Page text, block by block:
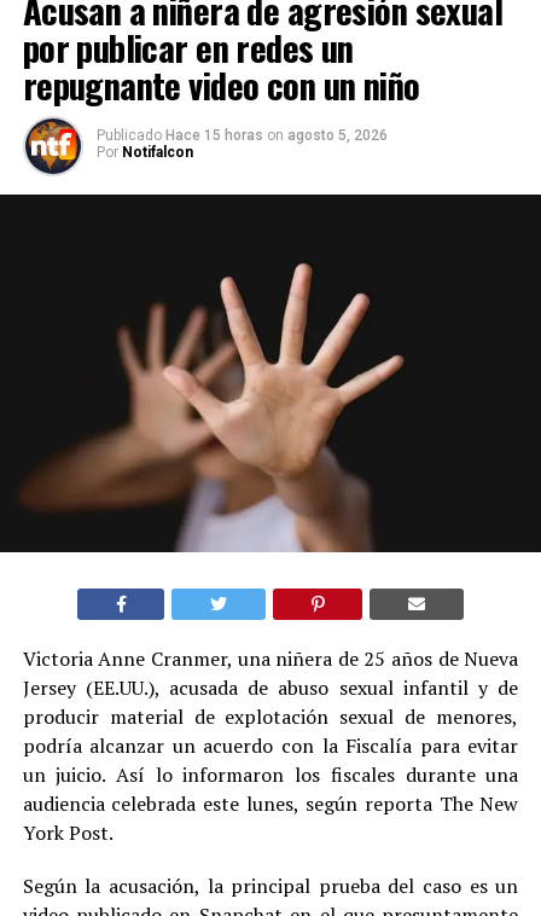
por publicar en redes un
repugnante video con un niño
Publicado Hace 15 horas on agosto 5, 2026
Por Notifalcon
Victoria Anne Cranmer, una niñera de 25 años de Nueva
Jersey (EE.UU.), acusada de abuso sexual infantil y de
producir material de explotación sexual de menores,
podría alcanzar un acuerdo con la Fiscalía para evitar
un juicio. Así lo informaron los fiscales durante una
audiencia celebrada este lunes, según reporta The New
York Post.
Según la acusación, la principal prueba del caso es un